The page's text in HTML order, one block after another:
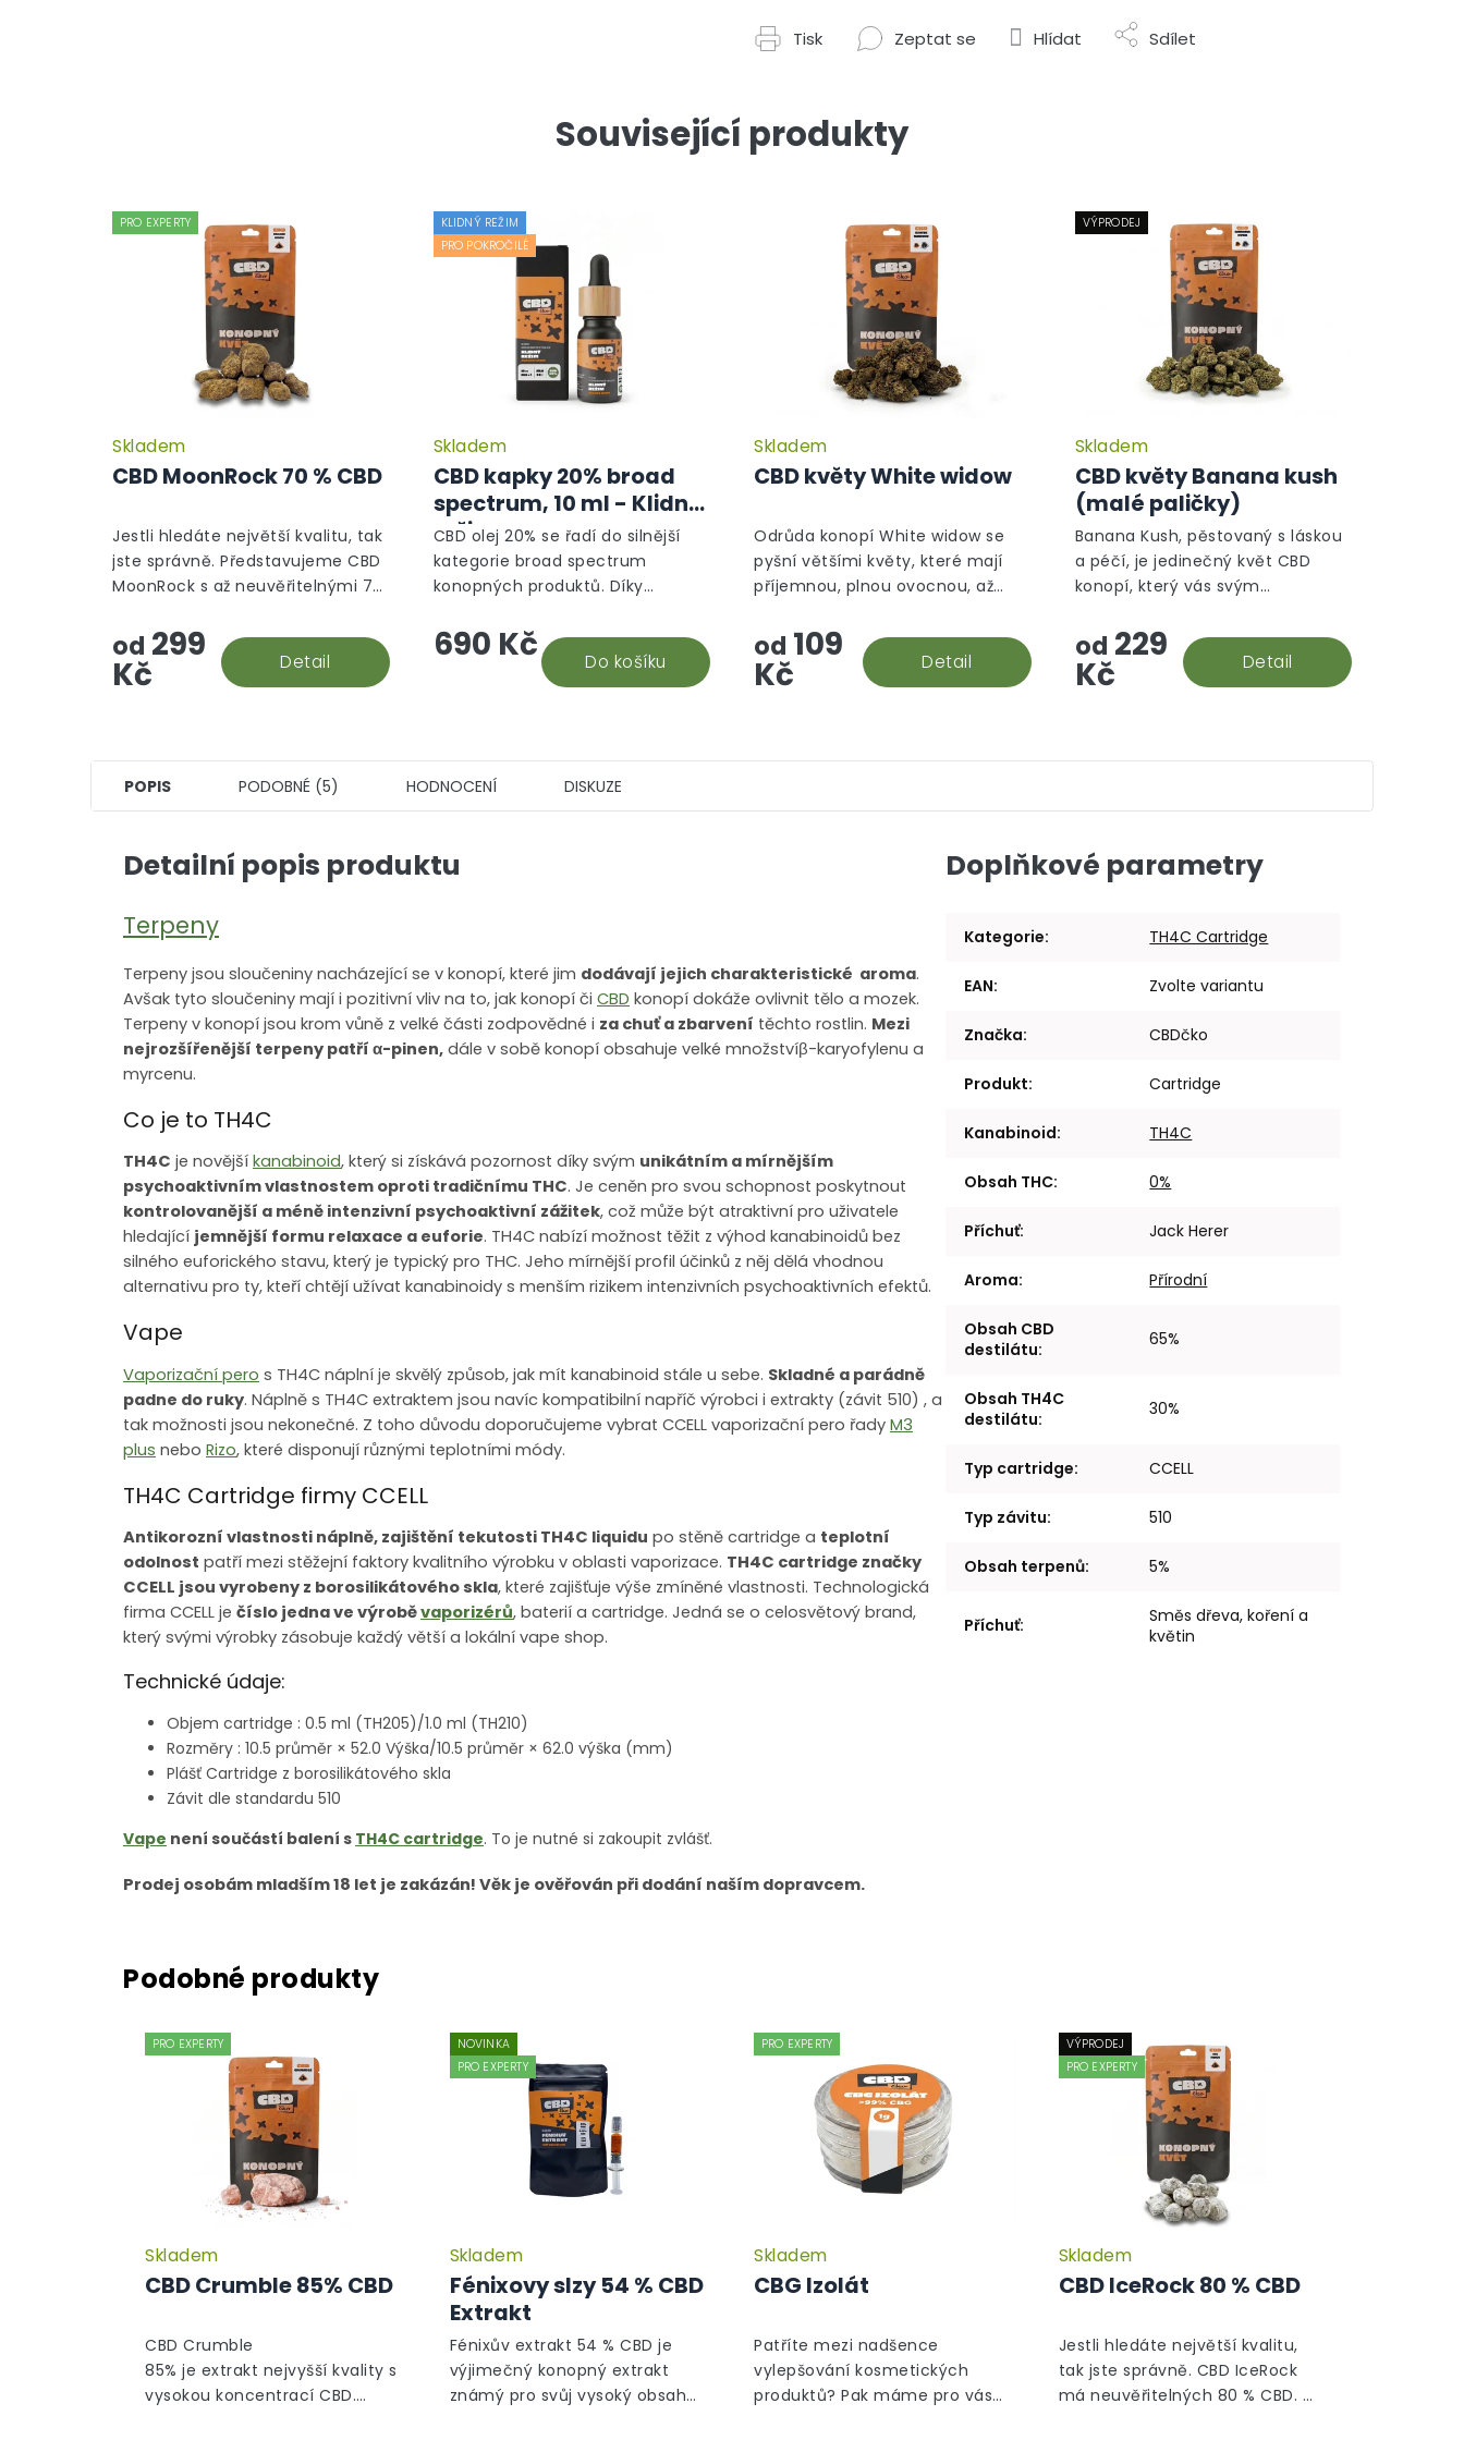
Tisk Zeptat se Hlídat Sdílet
Související produkty
PRO EXPERTY
CBD MoonRock 70 % CBD
Průměrné
hodnocení
produktu
hvězdiček.
Skladem
od 299
Kč Detail
Jestli hledáte největší kvalitu, tak
jste správně. Představujeme CBD
MoonRock s až neuvěřitelnými 70
KLIDNÝ REŽIM
PRO POKROČILÉ
CBD kapky 20% broad
spectrum, 10 ml - Klidný
režim
Skladem
690 Kč Do košíku
CBD olej 20% se řadí do silnější
kategorie broad spectrum
konopných produktů. Díky
8 mg CBD v jedné kapce. Vysoká
kvalita je zaručena CO2...
CBD květy White widow
Průměrné
hodnocení
produktu
hvězdiček.
Skladem
od 109
Kč Detail
Odrůda konopí White widow se
pyšní většími květy, které mají
příjemnou, plnou ovocnou, až
VÝPRODEJ
CBD květy Banana kush
(malé paličky)
Skladem
od 229
Kč Detail
Banana Kush, pěstovaný s láskou
a péčí, je jedinečný květ CBD
konopí, který vás svým
oázy.
POPIS PODOBNÉ (5) HODNOCENÍ DISKUZE
Detailní popis produktu
Terpeny
Terpeny jsou sloučeniny nacházející se v konopí, které jim dodávají jejich charakteristické aroma.
Avšak tyto sloučeniny mají i pozitivní vliv na to, jak konopí či CBD konopí dokáže ovlivnit tělo a mozek.
Terpeny v konopí jsou krom vůně z velké části zodpovědné i za chuť a zbarvení těchto rostlin. Mezi
nejrozšířenější terpeny patří α-pinen, dále v sobě konopí obsahuje velké množstvíβ-karyofylenu a
myrcenu.
Co je to TH4C
TH4C je novější kanabinoid, který si získává pozornost díky svým unikátním a mírnějším
psychoaktivním vlastnostem oproti tradičnímu THC. Je ceněn pro svou schopnost poskytnout
kontrolovanější a méně intenzivní psychoaktivní zážitek, což může být atraktivní pro uživatele
hledající jemnější formu relaxace a euforie. TH4C nabízí možnost těžit z výhod kanabinoidů bez
silného euforického stavu, který je typický pro THC. Jeho mírnější profil účinků z něj dělá vhodnou
alternativu pro ty, kteří chtějí užívat kanabinoidy s menším rizikem intenzivních psychoaktivních efektů.
Vape
Vaporizační pero s TH4C náplní je skvělý způsob, jak mít kanabinoid stále u sebe. Skladné a parádně
padne do ruky. Náplně s TH4C extraktem jsou navíc kompatibilní napříč výrobci i extrakty (závit 510) , a
tak možnosti jsou nekonečné. Z toho důvodu doporučujeme vybrat CCELL vaporizační pero řady M3
plus nebo Rizo, které disponují různými teplotními módy.
TH4C Cartridge firmy CCELL
Antikorozní vlastnosti náplně, zajištění tekutosti TH4C liquidu po stěně cartridge a teplotní
odolnost patří mezi stěžejní faktory kvalitního výrobku v oblasti vaporizace. TH4C cartridge značky
CCELL jsou vyrobeny z borosilikátového skla, které zajišťuje výše zmíněné vlastnosti. Technologická
firma CCELL je číslo jedna ve výroběvaporizérů, baterií a cartridge. Jedná se o celosvětový brand,
který svými výrobky zásobuje každý větší a lokální vape shop.
Technické údaje:
Objem cartridge : 0.5 ml (TH205)/1.0 ml (TH210)
Rozměry : 10.5 průměr × 52.0 Výška/10.5 průměr × 62.0 výška (mm)
Plášť Cartridge z borosilikátového skla
Závit dle standardu 510
Vape není součástí balení s TH4C cartridge. To je nutné si zakoupit zvlášť.
Prodej osobám mladším 18 let je zakázán! Věk je ověřován při dodání naším dopravcem.
Doplňkové parametry
Kategorie: TH4C Cartridge
EAN: Zvolte variantu
Značka: CBDčko
Produkt: Cartridge
Kanabinoid: TH4C
Obsah THC: 0%
Příchuť: Jack Herer
Aroma: Přírodní
Obsah CBD
destilátu: 65%
Obsah TH4C
destilátu: 30%
Typ cartridge: CCELL
Typ závitu: 510
Obsah terpenů: 5%
Příchuť:
Směs dřeva, koření a
květin
PRO EXPERTY
CBD Crumble 85% CBD
Skladem
CBD Crumble
85% je extrakt nejvyšší kvality s
vysokou koncentrací CBD.
NOVINKA
PRO EXPERTY
Fénixovy slzy 54 % CBD
Extrakt
Skladem
Fénixův extrakt 54 % CBD je
výjimečný konopný extrakt
známý pro svůj vysoký obsah
PRO EXPERTY
CBG Izolát
Skladem
Patříte mezi nadšence
vylepšování kosmetických
produktů? Pak máme pro vás
VÝPRODEJ
PRO EXPERTY
CBD IceRock 80 % CBD
Skladem
Jestli hledáte největší kvalitu,
tak jste správně. CBD IceRock
má neuvěřitelných 80 % CBD. A